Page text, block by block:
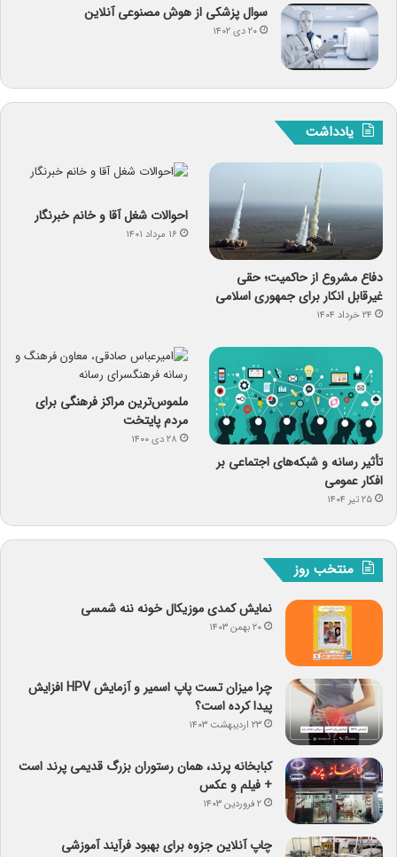
سوال پزشکی از هوش مصنوعی آنلاین
۲۰ دی ۱۴۰۲
یادداشت
دفاع مشروع از حاکمیت؛ حقی
غیرقابل انکار برای جمهوری اسلامی
۲۴ خرداد ۱۴۰۴
احوالات شغل آقا و خانم خبرنگار
۱۶ مرداد ۱۴۰۱
تأثیر رسانه و شبکه‌های اجتماعی بر
افکار عمومی
۲۵ تیر ۱۴۰۴
ملموس‌ترین مراکز فرهنگی برای
مردم پایتخت
۲۸ دی ۱۴۰۰
منتخب روز
نمایش کمدی موزیکال خونه ننه شمسی
۲۰ بهمن ۱۴۰۳
چرا میزان تست پاپ اسمیر و آزمایش HPV افزایش
پیدا کرده است؟
۲۳ اردیبهشت ۱۴۰۳
کبابخانه پرند، همان رستوران بزرگ قدیمی پرند است
+ فیلم و عکس
۲ فروردین ۱۴۰۳
چاپ آنلاین جزوه برای بهبود فرآیند آموزشی